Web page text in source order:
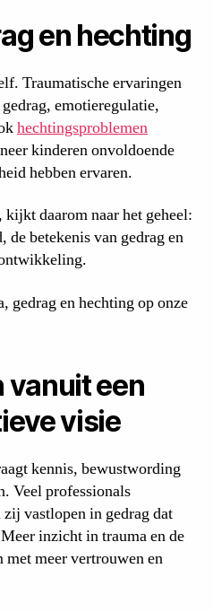
en hechting
Traumatische ervaringen
emotieregulatie,
hechtingsproblemen
kinderen onvoldoende
hebben ervaren.
daarom naar het geheel:
de betekenis van gedrag en
gedrag en hechting op onze
vanuit een
visie
kennis, bewustwording
Veel professionals
vastlopen in gedrag dat
inzicht in trauma en de
met meer vertrouwen en